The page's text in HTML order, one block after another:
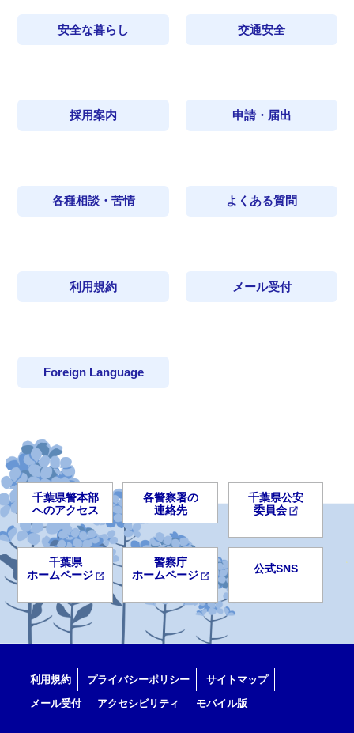
安全な暮らし 交通安全
採用案内 申請・届出
各種相談・苦情 よくある質問
利用規約 メール受付
Foreign Language
千葉県警本部
へのアクセス
各警察署の
連絡先
千葉県公安
委員会
千葉県
ホームページ
警察庁
ホームページ
公式SNS
利用規約 プライバシーポリシー
サイトマップ
メール受付
アクセシビリティ モバイル版